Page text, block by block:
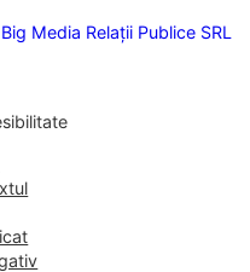
Big Media Relații Publice SRL